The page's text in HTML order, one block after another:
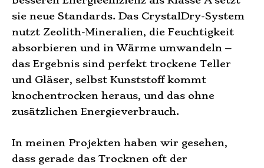
sie neue Standards. Das CrystalDry-System
nutzt Zeolith-Mineralien, die Feuchtigkeit
absorbieren und in Wärme umwandeln –
das Ergebnis sind perfekt trockene Teller
und Gläser, selbst Kunststoff kommt
knochentrocken heraus, und das ohne
zusätzlichen Energieverbrauch.
In meinen Projekten haben wir gesehen,
dass gerade das Trocknen oft der